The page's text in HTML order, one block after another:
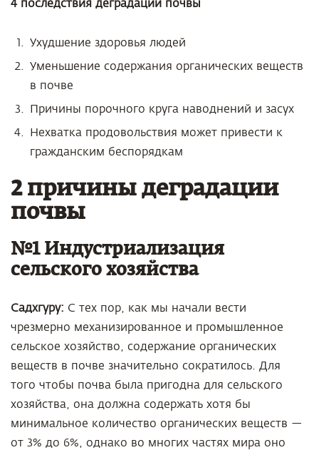
4 последствия деградации почвы
Ухудшение здоровья людей
Уменьшение содержания органических веществ
в почве
Причины порочного круга наводнений и засух
Нехватка продовольствия может привести к
гражданским беспорядкам
2 причины деградации
почвы
№1 Индустриализация
сельского хозяйства
Садхгуру: С тех пор, как мы начали вести
чрезмерно механизированное и промышленное
сельское хозяйство, содержание органических
веществ в почве значительно сократилось. Для
того чтобы почва была пригодна для сельского
хозяйства, она должна содержать хотя бы
минимальное количество органических веществ —
от 3% до 6%, однако во многих частях мира оно